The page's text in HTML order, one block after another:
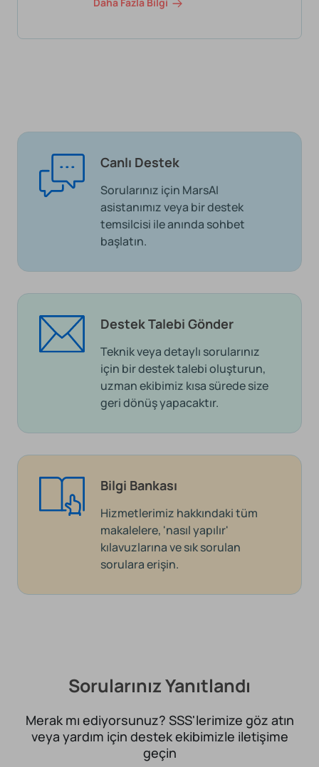
Canlı Destek
Sorularınız için MarsAI
asistanımız veya bir destek
temsilcisi ile anında sohbet
başlatın.
Destek Talebi Gönder
Teknik veya detaylı sorularınız
için bir destek talebi oluşturun,
uzman ekibimiz kısa sürede size
geri dönüş yapacaktır.
Bilgi Bankası
Hizmetlerimiz hakkındaki tüm
makalelere, 'nasıl yapılır'
kılavuzlarına ve sık sorulan
sorulara erişin.
Sorularınız Yanıtlandı
Merak mı ediyorsunuz? SSS'lerimize göz atın
veya yardım için destek ekibimizle iletişime
geçin